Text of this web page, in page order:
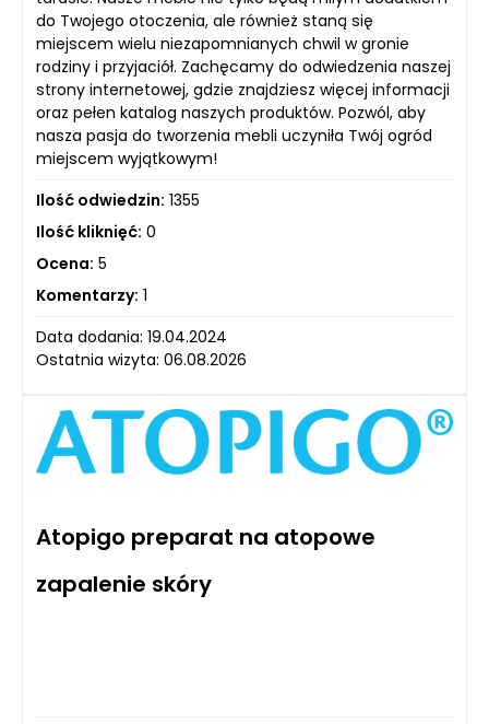
do Twojego otoczenia, ale również staną się
miejscem wielu niezapomnianych chwil w gronie
rodziny i przyjaciół. Zachęcamy do odwiedzenia naszej
strony internetowej, gdzie znajdziesz więcej informacji
oraz pełen katalog naszych produktów. Pozwól, aby
nasza pasja do tworzenia mebli uczyniła Twój ogród
miejscem wyjątkowym!
Ilość odwiedzin: 1355
Ilość kliknięć: 0
Ocena: 5
Komentarzy: 1
Data dodania: 19.04.2024
Ostatnia wizyta: 06.08.2026
Atopigo preparat na atopowe
zapalenie skóry